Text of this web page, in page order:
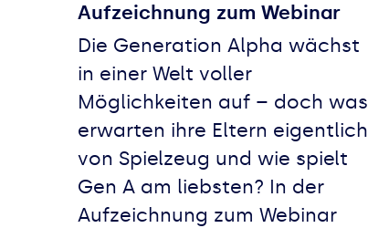
Aufzeichnung zum Webinar
Die Generation Alpha wächst
in einer Welt voller
Möglichkeiten auf – doch was
erwarten ihre Eltern eigentlich
von Spielzeug und wie spielt
Gen A am liebsten? In der
Aufzeichnung zum Webinar